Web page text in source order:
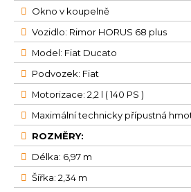
Okno v koupelně
Vozidlo: Rimor HORUS 68 plus
Model: Fiat Ducato
Podvozek: Fiat
Motorizace: 2,2 l ( 140 PS )
Maximální technicky přípustná
ROZMĚRY:
Délka: 6,97 m
Šířka: 2,34 m